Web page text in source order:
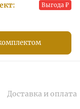
Выгода ₽
Доставка и оплата